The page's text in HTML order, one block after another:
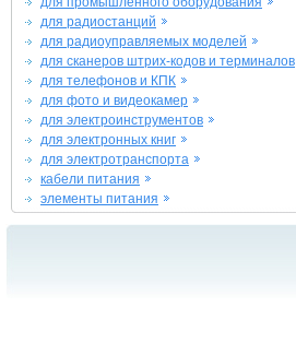
для радиостанций
для радиоуправляемых моделей
для сканеров штрих-кодов и терминалов
для телефонов и КПК
для фото и видеокамер
для электроинструментов
для электронных книг
для электротранспорта
кабели питания
элементы питания